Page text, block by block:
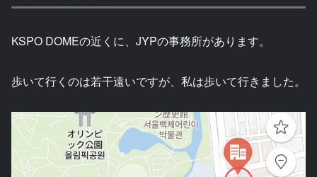
KSPO DOMEの近くに、JYPの事務所があります。
歩いて行くのは若干遠いですが、私は歩いて行きました。